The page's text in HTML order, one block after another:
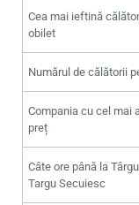
Cea mai ieftină
obilet
Numărul de călătorii
Compania cu cel mai
preț
Câte ore până la
Targu Secuiesc